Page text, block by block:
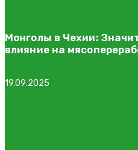
Монголы в Чехии:
влияние на
19.09.2025